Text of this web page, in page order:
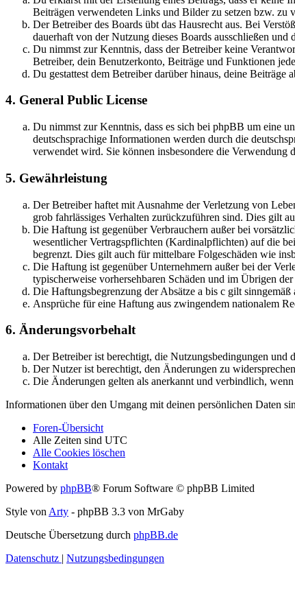
Beiträgen verwendeten Links und Bilder zu setzen bzw. zu
Der Betreiber des Boards übt das Hausrecht aus. Bei
dauerhaft von der Nutzung dieses Boards ausschließen und
Du nimmst zur Kenntnis, dass der Betreiber keine
Betreiber, dein Benutzerkonto, Beiträge und Funktionen
Du gestattest dem Betreiber darüber hinaus, deine Beiträge
4. General Public License
Du nimmst zur Kenntnis, dass es sich bei phpBB um eine
deutschsprachige Informationen werden durch die
verwendet wird. Sie können insbesondere die Verwendung
5. Gewährleistung
Der Betreiber haftet mit Ausnahme der Verletzung von
grob fahrlässiges Verhalten zurückzuführen sind. Dies gilt
Die Haftung ist gegenüber Verbrauchern außer bei
wesentlicher Vertragspflichten (Kardinalpflichten) auf die
begrenzt. Dies gilt auch für mittelbare Folgeschäden wie
Die Haftung ist gegenüber Unternehmern außer bei der
typischerweise vorhersehbaren Schäden und im Übrigen
Die Haftungsbegrenzung der Absätze a bis c gilt
Ansprüche für eine Haftung aus zwingendem nationalem
6. Änderungsvorbehalt
Der Betreiber ist berechtigt, die Nutzungsbedingungen
Der Nutzer ist berechtigt, den Änderungen zu
Die Änderungen gelten als anerkannt und verbindlich,
Informationen über den Umgang mit deinen persönlichen Daten
Foren-Übersicht
Alle Zeiten sind UTC
Alle Cookies löschen
Kontakt
Powered by phpBB® Forum Software © phpBB Limited
Style von Arty - phpBB 3.3 von MrGaby
Deutsche Übersetzung durch phpBB.de
Datenschutz | Nutzungsbedingungen